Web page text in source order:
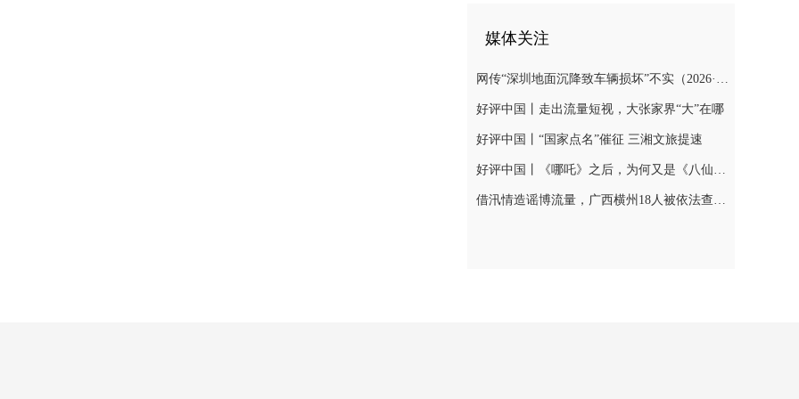
媒体关注
网传“深圳地面沉降致车辆损坏”不实（2026·08·06）
好评中国丨走出流量短视，大张家界“大”在哪
好评中国丨“国家点名”催征 三湘文旅提速
好评中国丨《哪吒》之后，为何又是《八仙！》？
借汛情造谣博流量，广西横州18人被依法查处（2026·08·05）